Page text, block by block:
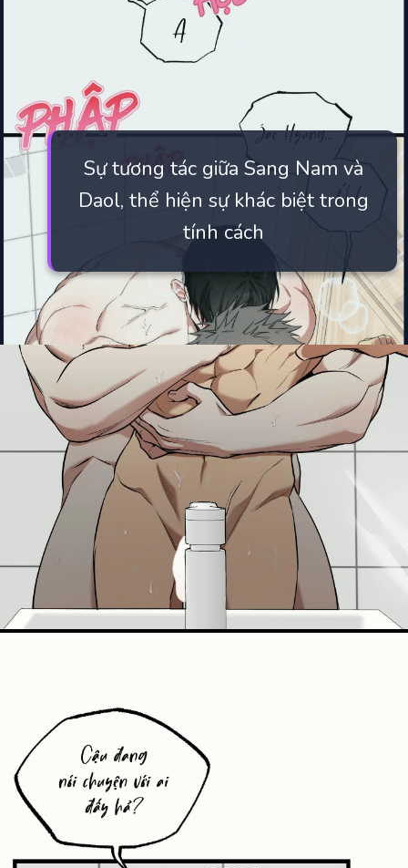
Sự tương tác giữa Sang Nam và
Daol, thể hiện sự khác biệt trong
tính cách
Đang mở https://manhua.edu.vn/ton-trong-ca-tinh-bl